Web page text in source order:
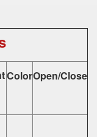
ColorOpen/Close